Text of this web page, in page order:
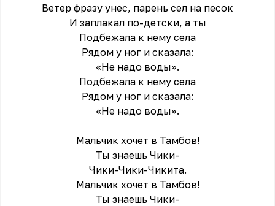
Ветер фразу унес, парень сел на песок
И заплакал по-детски, а ты
Подбежала к нему села
Рядом у ног и сказала:
«Не надо воды».
Подбежала к нему села
Рядом у ног и сказала:
«Не надо воды».
Мальчик хочет в Тамбов!
Ты знаешь Чики-
Чики-Чики-Чикита.
Мальчик хочет в Тамбов!
Ты знаешь Чики-